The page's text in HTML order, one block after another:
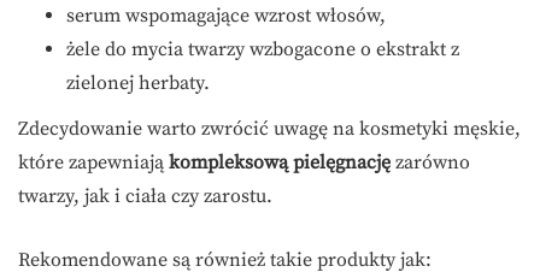
serum wspomagające wzrost włosów,
żele do mycia twarzy wzbogacone o ekstrakt z
zielonej herbaty.
Zdecydowanie warto zwrócić uwagę na kosmetyki męskie,
które zapewniają kompleksową pielęgnację zarówno
twarzy, jak i ciała czy zarostu.
Rekomendowane są również takie produkty jak: